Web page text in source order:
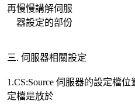
再慢慢講解伺服
器設定的部份
三. 伺服器相關設定
1.CS:Source 伺服器的設定檔
定檔是放於